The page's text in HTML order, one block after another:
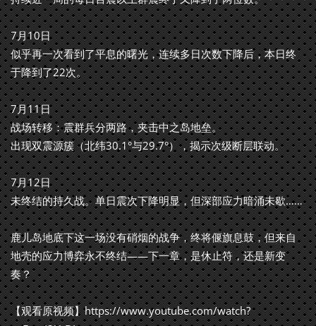
7月10日
似乎再一次看到了平息的曙光，连续多日次数下降后，本日终
于降到了22次。
7月11日
战场转移：震群兵分两路，夹击中之岛地垒。
出现双震源簇（北纬30.1°与29.7°），揭示次级断层联动。
7月12日
未终结的持久战。单日震次下降明显，但深部应力暗涌未歇……
鹿儿岛地底下这一场没有硝烟的战争，终将偃旗息鼓，但来自
地壳的应力博弈永不终结——下一章，是休止符，还是新变
奏？
【观看原视频】https://www.youtube.com/watch?